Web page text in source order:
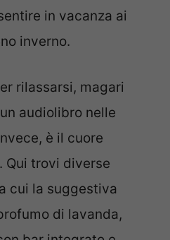
in vacanza ai
inverno.
rilassarsi, magari
audiolibro nelle
è il cuore
Qui trovi diverse
cui la suggestiva
di lavanda,